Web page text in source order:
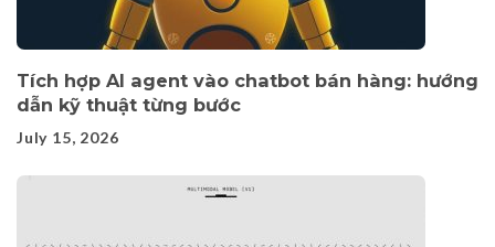
Tích hợp AI agent vào chatbot bán hàng: hướng
dẫn kỹ thuật từng bước
July 15, 2026